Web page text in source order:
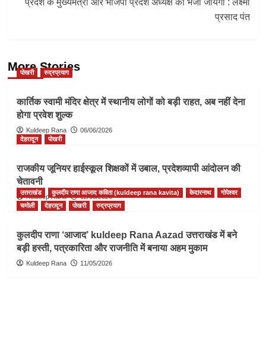
प्रदेश के मुख्यमंत्री और भाजपा प्रदेश अध्यक्ष को भेजा जायेगा : लक्ष्मी
प्रसाद पंत
More Stories
पोखरी रुद्रप्रयाग
कार्तिक स्वामी मंदिर क्षेत्र में स्थानीय लोगों को बड़ी राहत, अब नहीं देना
होगा प्रवेश शुल्क
Kuldeep Rana
06/06/2026
देहरादून
पोखरी
राजकीय जूनियर हाईस्कूल शिक्षकों में उबाल, प्रदेशव्यापी आंदोलन की
चेतावनी
Kuldeep Rana 12/05/2026
उत्तराखंड कुलदीप राणा आजाद कविता (kuldeep rana kavita) केदारनाथ
गोपेश्वर
चमोली
देहरादून पोखरी रुद्रप्रयाग
कुलदीप राणा ‘आजाद’ kuldeep Rana Aazad उत्तराखंड में बने
बड़ी हस्ती, पत्रकारिता और राजनीति में बनाया अहम मुकाम
Kuldeep Rana 11/05/2026